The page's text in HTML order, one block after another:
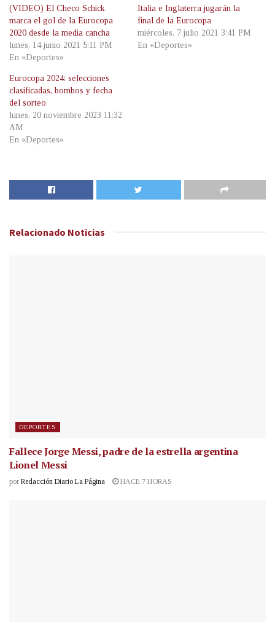
(VIDEO) El Checo Schick
marca el gol de la Eurocopa
2020 desde la media cancha
lunes, 14 junio 2021 5:11 PM
En «Deportes»
Italia e Inglaterra jugarán la
final de la Eurocopa
miércoles, 7 julio 2021 3:41 PM
En «Deportes»
Eurocopa 2024: selecciones
clasificadas, bombos y fecha
del sorteo
lunes, 20 noviembre 2023 11:32
AM
En «Deportes»
Relacionado Noticias
DEPORTES
Fallece Jorge Messi, padre de la estrella argentina
Lionel Messi
por Redacción Diario La Página HACE 7 HORAS